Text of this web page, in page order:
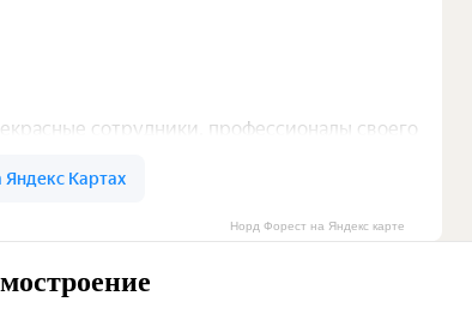
Норд Форест на Яндекс карте